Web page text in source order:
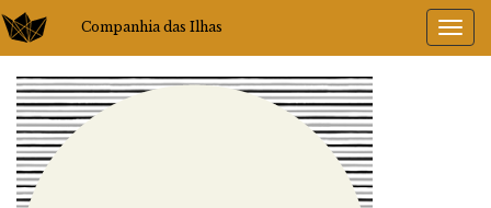
Companhia das Ilhas